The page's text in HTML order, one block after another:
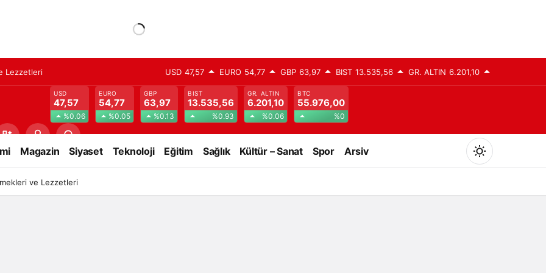
Lezzetleri USD 47,57 EURO 54,77 GBP 63,97 BIST 13.535,56 GR. ALTIN 6.201,10
USD
47,57
%0.06
EURO
54,77
%0.05
GBP
63,97
%0.13
BIST
13.535,56
%0.93
GR. ALTIN
6.201,10
%0.06
BTC
55.976,00
%0
Magazin Siyaset Teknoloji Eğitim Sağlık Kültür – Sanat Spor Arsiv
Mod
değiştir
ve Lezzetleri